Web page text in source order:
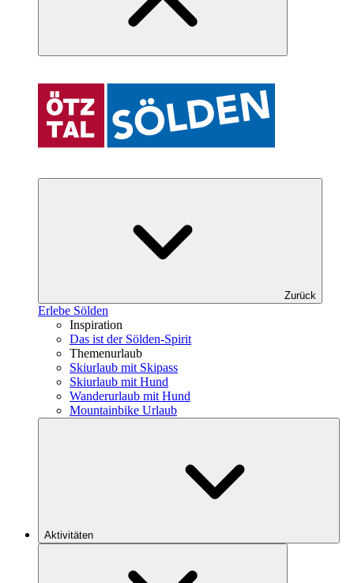
Zurück
Erlebe Sölden
Inspiration
Das ist der Sölden-Spirit
Themenurlaub
Skiurlaub mit Skipass
Skiurlaub mit Hund
Wanderurlaub mit Hund
Mountainbike Urlaub
Aktivitäten